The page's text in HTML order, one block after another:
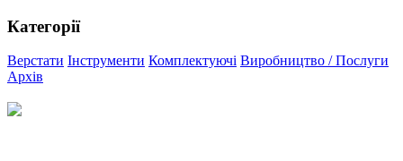
Категорії
Верстати Інструменти Комплектуючі Виробництво / Послуги
Архів